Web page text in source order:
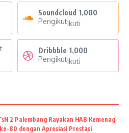
Soundcloud 1,000
PengikutIkuti
Dribbble 1,000
PengikutIkuti
2 Palembang Rayakan HAB Kemenag
80 dengan Apresiasi Prestasi